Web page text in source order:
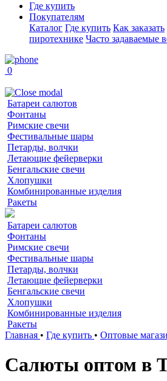
Где купить
Покупателям
Каталог Где купить Как заказать
пиротехнике Часто задаваемые
0
Батареи салютов
Фонтаны
Римские свечи
Фестивальные шары
Петарды, волчки
Летающие фейерверки
Бенгальские свечи
Хлопушки
Комбинированные изделия
Ракеты
Батареи салютов
Фонтаны
Римские свечи
Фестивальные шары
Петарды, волчки
Летающие фейерверки
Бенгальские свечи
Хлопушки
Комбинированные изделия
Ракеты
Главная • Где купить • Оптовые
Салюты оптом в